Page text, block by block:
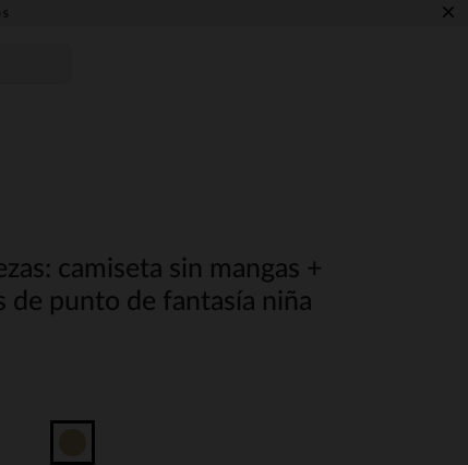
×
camiseta sin mangas +
de punto de fantasía niña